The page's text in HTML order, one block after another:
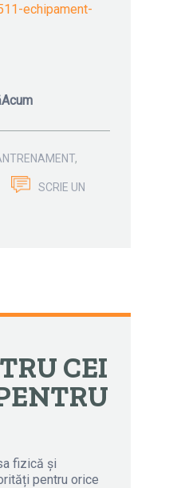
echipament-
,
SCRIE UN
CEI
fizică și
pentru orice